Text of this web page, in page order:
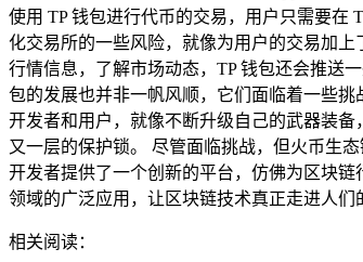
使用 TP 钱包进行代币的交易，用户只需要在
化交易所的一些风险，就像为用户的交易加
行情信息，了解市场动态，TP 钱包还会推送
包的发展也并非一帆风顺，它们面临着一些
开发者和用户，就像不断升级自己的武器装
又一层的保护锁。 尽管面临挑战，但火币生
开发者提供了一个创新的平台，仿佛为区块
领域的广泛应用，让区块链技术真正走进人们
相关阅读：